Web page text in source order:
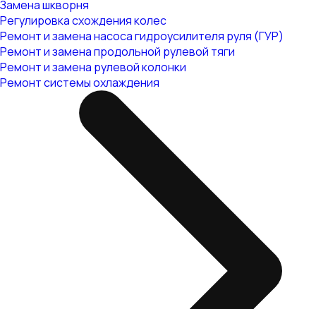
Замена шкворня
Регулировка схождения колес
Ремонт и замена насоса гидроусилителя руля (ГУР)
Ремонт и замена продольной рулевой тяги
Ремонт и замена рулевой колонки
Ремонт системы охлаждения